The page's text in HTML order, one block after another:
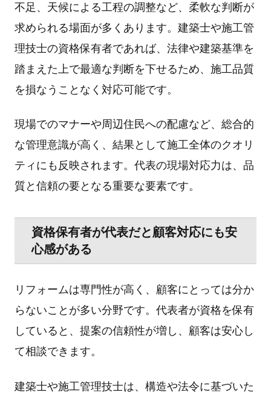
不⾜、天候による⼯程の調整など、柔軟な判断が
求められる場⾯が多くあります。建築⼠や施⼯管
理技⼠の資格保有者であれば、法律や建築基準を
踏まえた上で最適な判断を下せるため、施⼯品質
を損なうことなく対応可能です。
現場でのマナーや周辺住⺠への配慮など、総合的
な管理意識が⾼く、結果として施⼯全体のクオリ
ティにも反映されます。代表の現場対応⼒は、品
質と信頼の要となる重要な要素です。
資格保有者が代表だと顧客対応にも安
⼼感がある
リフォームは専⾨性が⾼く、顧客にとっては分か
らないことが多い分野です。代表者が資格を保有
していると、提案の信頼性が増し、顧客は安⼼し
て相談できます。
建築⼠や施⼯管理技⼠は、構造や法令に基づいた